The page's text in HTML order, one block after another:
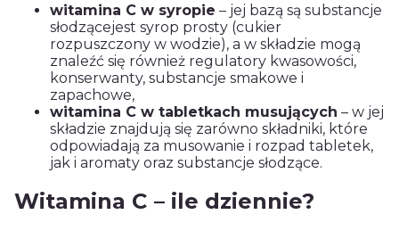
witamina C w syropie – jej bazą są substancje
słodzącejest syrop prosty (cukier
rozpuszczony w wodzie), a w składzie mogą
znaleźć się również regulatory kwasowości,
konserwanty, substancje smakowe i
zapachowe,
witamina C w tabletkach musujących – w jej
składzie znajdują się zarówno składniki, które
odpowiadają za musowanie i rozpad tabletek,
jak i aromaty oraz substancje słodzące.
Witamina C – ile dziennie?